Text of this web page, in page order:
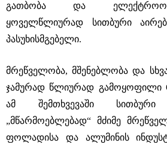
გათბობა და
ყოველწლიურად სითბური
პასუხისმგებელი.
მრეწველობა, მშენებლობა და
ჯამურად წლიურად გამოყოფილი
ამ შემთხვევაში
„მწარმოებლებად“ მძიმე
ფოლადისა და ალუმინის